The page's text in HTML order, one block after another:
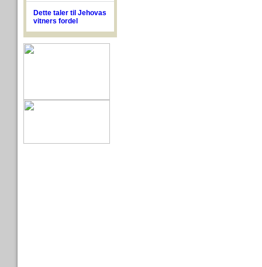
Dette taler til Jehovas
vitners fordel